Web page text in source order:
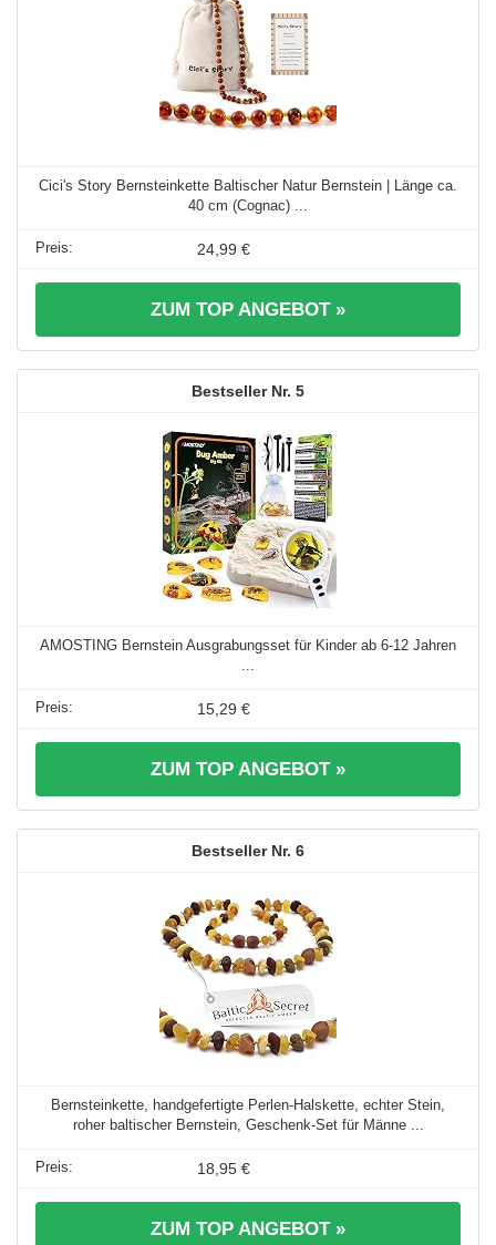
Cici's Story Bernsteinkette Baltischer Natur Bernstein | Länge ca.
40 cm (Cognac) ...
24,99 €
ZUM TOP ANGEBOT »
5
AMOSTING Bernstein Ausgrabungsset für Kinder ab 6-12 Jahren
...
15,29 €
ZUM TOP ANGEBOT »
6
Bernsteinkette, handgefertigte Perlen-Halskette, echter Stein,
roher baltischer Bernstein, Geschenk-Set für Männe ...
18,95 €
ZUM TOP ANGEBOT »